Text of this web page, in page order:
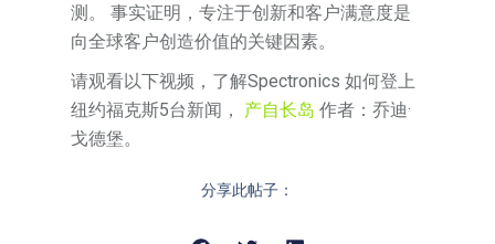
测。 事实证明，专注于创新和客户满意度是
向全球客户创造价值的关键因素。
请观看以下视频，了解Spectronics 如何登上
纽约福克斯5台新闻， 产自长岛 作者：乔迪·
戈德堡。
分享此帖子：